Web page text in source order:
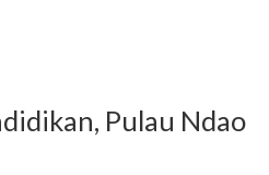
Pulau Ndao